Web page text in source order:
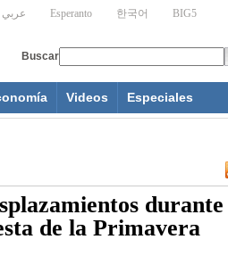
Videos Especiales
durante
de la Primavera